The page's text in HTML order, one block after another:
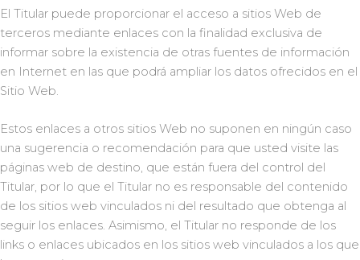
El Titular puede proporcionar el acceso a sitios Web de
terceros mediante enlaces con la finalidad exclusiva de
informar sobre la existencia de otras fuentes de información
en Internet en las que podrá ampliar los datos ofrecidos en el
Sitio Web.
Estos enlaces a otros sitios Web no suponen en ningún caso
una sugerencia o recomendación para que usted visite las
páginas web de destino, que están fuera del control del
Titular, por lo que el Titular no es responsable del contenido
de los sitios web vinculados ni del resultado que obtenga al
seguir los enlaces. Asimismo, el Titular no responde de los
links o enlaces ubicados en los sitios web vinculados a los que